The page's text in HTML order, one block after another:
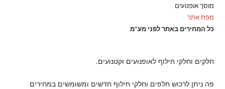
מוסך אופנועים
מפת אתר
כל המחירים באתר לפני מע"מ
חלקים וחלקי חילוף לאופנועים וקטנועים.
פה ניתן לרכוש חלפים וחלקי חילוף חדשים ומשומשים במחירים